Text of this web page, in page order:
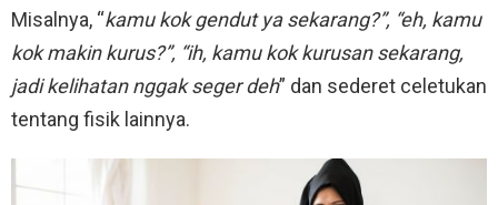
Misalnya, “kamu kok gendut ya sekarang?”, “eh, kamu
kok makin kurus?”, “ih, kamu kok kurusan sekarang,
jadi kelihatan nggak seger deh” dan sederet celetukan
tentang fisik lainnya.